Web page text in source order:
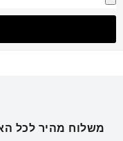
משלוח מהיר לכל